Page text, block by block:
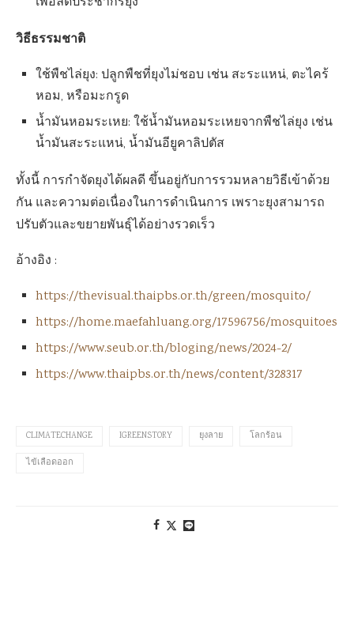
วิธีธรรมชาติ
ใช้พืชไล่ยุง: ปลูกพืชที่ยุงไม่ชอบ เช่น สะระแหน่, ตะไคร้
หอม, หรือมะกรูด
น้ำมันหอมระเหย: ใช้น้ำมันหอมระเหยจากพืชไล่ยุง เช่น
น้ำมันสะระแหน่, น้ำมันอียูคาลิปตัส
ทั้งนี้ การกำจัดยุงได้ผลดี ขึ้นอยู่กับการรวมหลายวิธีเข้าด้วย
กัน และความต่อเนื่องในการดำเนินการ เพราะยุงสามารถ
ปรับตัวและขยายพันธุ์ได้อย่างรวดเร็ว
อ้างอิง :
https://thevisual.thaipbs.or.th/green/mosquito/
https://home.maefahluang.org/17596756/mosquitoes
https://www.seub.or.th/bloging/news/2024-2/
https://www.thaipbs.or.th/news/content/328317
CLIMATECHANGE IGREENSTORY ยุงลาย โลกร้อน
ไข้เลือดออก